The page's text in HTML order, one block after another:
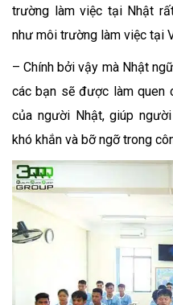
trường làm việc tại Nhật
như môi trường làm việc tại
– Chính bởi vậy mà Nhật
các bạn sẽ được làm quen
của người Nhật, giúp
khó khắn và bỡ ngỡ trong